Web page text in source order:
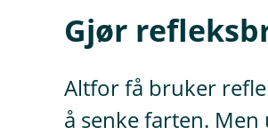
Gjør
Altfor få bruker
å senke farten.